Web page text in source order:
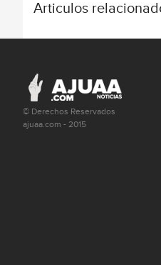
Articulos
© Derechos Reservados
ajuaa.com - 2015